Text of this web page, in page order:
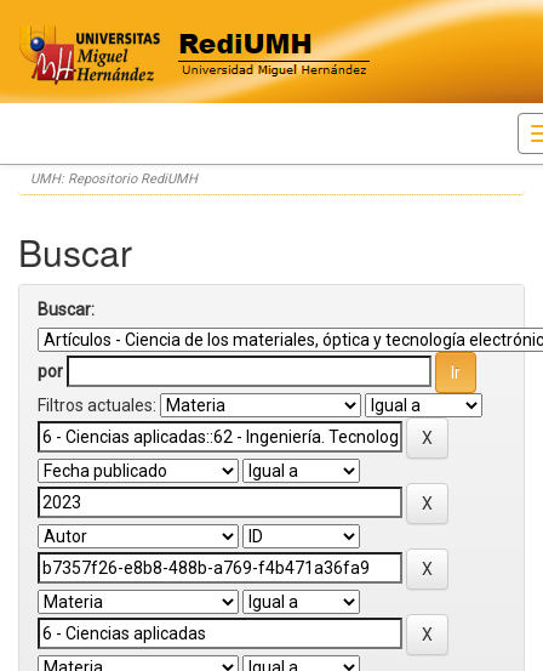
Skip
navigation
UMH: Repositorio RediUMH
Buscar
Buscar:
por
Filtros actuales: